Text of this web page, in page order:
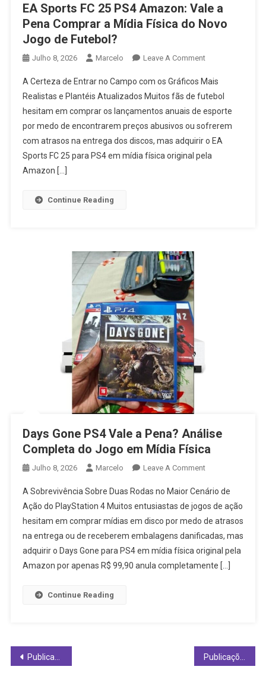
EA Sports FC 25 PS4 Amazon: Vale a
Pena Comprar a Mídia Física do Novo
Jogo de Futebol?
Julho 8, 2026 Marcelo Leave A CommentOn
Sports
FC
25
PS4
Amazon:
Vale
A Certeza de Entrar no Campo com os Gráficos Mais
Realistas e Plantéis Atualizados Muitos fãs de futebol
hesitam em comprar os lançamentos anuais de esporte
por medo de encontrarem preços abusivos ou sofrerem
com atrasos na entrega dos discos, mas adquirir o EA
Sports FC 25 para PS4 em mídia física original pela
Amazon […]
Continue Reading
Days Gone PS4 Vale a Pena? Análise
Completa do Jogo em Mídia Física
Julho 8, 2026 Marcelo Leave A CommentOn
Gone
PS4
Vale
A
Pena?
Análise
Física
A Sobrevivência Sobre Duas Rodas no Maior Cenário de
Ação do PlayStation 4 Muitos entusiastas de jogos de ação
hesitam em comprar mídias em disco por medo de atrasos
na entrega ou de receberem embalagens danificadas, mas
adquirir o Days Gone para PS4 em mídia física original pela
Amazon por apenas R$ 99,90 anula completamente […]
Continue Reading
Navegação
Publicações mais antigas Publicações mais novas